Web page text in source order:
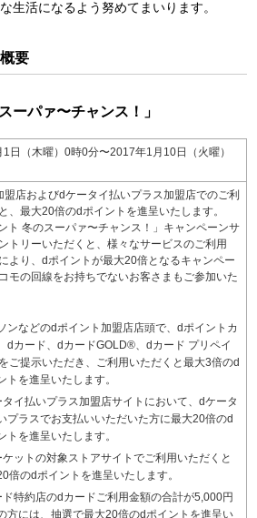
生活になるよう努めてまいります。
要
ーパァ〜チャンス！」
日（木曜）0時0分〜2017年1月10日（火曜）
盟店およびdケータイ払いプラス加盟店でのご利
、最大20倍のdポイントを進呈いたします。
ト 冬のスーパァ〜チャンス！」キャンペーンサ
トリーいただくと、様々なサービスのご利用
により、dポイントが最大20倍となるキャンペー
モの回線をお持ちでないお客さまもご参加いた
ンなどのdポイント加盟店店頭で、dポイントカ
dカード、dカードGOLD®、dカード プリペイ
をご提示いただき、ご利用いただくと最大3倍のd
トを進呈いたします。
イ払いプラス加盟店サイトにおいて、dケータ
プラスでお支払いいただいた方に最大20倍のd
トを進呈いたします。
ットの対象ストアサイトでご利用いただくと
倍のdポイントを進呈いたします。
ド特約店のdカードご利用金額の合計が5,000円
方には、抽選で最大20倍のdポイントを進呈い